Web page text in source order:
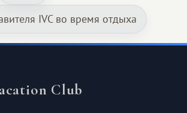
IVC во время отдыха
Club